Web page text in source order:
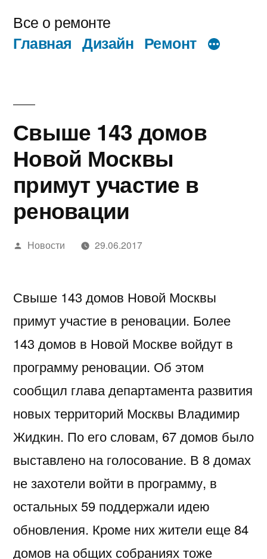
содержимому
Все о ремонте
Главная Дизайн Ремонт
Свыше 143 домов
Новой Москвы
примут участие в
реновации
Написано
Новости 29.06.2017
Свыше 143 домов Новой Москвы
примут участие в реновации. Более
143 домов в Новой Москве войдут в
программу реновации. Об этом
сообщил глава департамента развития
новых территорий Москвы Владимир
Жидкин. По его словам, 67 домов было
выставлено на голосование. В 8 домах
не захотели войти в программу, в
остальных 59 поддержали идею
обновления. Кроме них жители еще 84
домов на общих собраниях тоже